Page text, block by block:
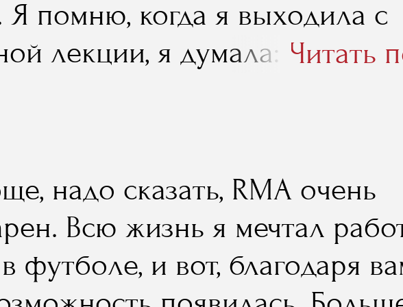
то не заговоришь,
А в RMA – пожалуйста,
перенимай опыт, учись».
Я помню, когда я выходила с
лекции, я думала: "Какое
Читать
надо сказать, RMA очень
Всю жизнь я мечтал
футболе, и вот, благодаря